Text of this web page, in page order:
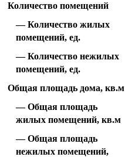
Количество помещений
Количество жилых
помещений, ед.
Количество нежилых
помещений, ед.
Общая площадь дома, кв.м
Общая площадь
жилых помещений, кв.м
Общая площадь
нежилых помещений,